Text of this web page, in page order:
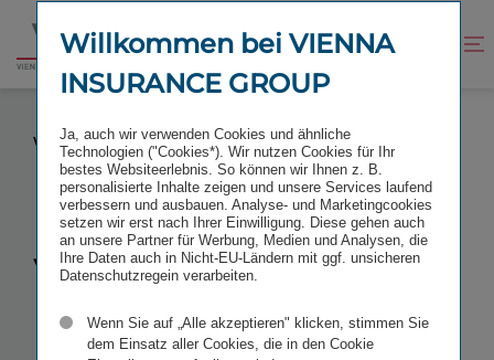
Inhalt
springen
Fußzeile
springen
Zur
Startseite
Kontrast
VIG IN POLEN UND C-QUADRAT GRÜNDEN JOINT
VENTURE FÜR ASSET MANAGEMENT
VIG in Polen
und C-
Willkommen bei VIENNA
INSURANCE GROUP
Ja, auch wir verwenden Cookies und ähnliche
Technologien ("Cookies*). Wir nutzen Cookies für Ihr
bestes Websiteerlebnis. So können wir Ihnen z. B.
personalisierte Inhalte zeigen und unsere Services laufend
verbessern und ausbauen. Analyse- und Marketingcookies
setzen wir erst nach Ihrer Einwilligung. Diese gehen auch
an unsere Partner für Werbung, Medien und Analysen, die
Ihre Daten auch in Nicht-EU-Ländern mit ggf. unsicheren
Datenschutzregein verarbeiten.
Wenn Sie auf „Alle akzeptieren" klicken, stimmen Sie
dem Einsatz aller Cookies, die in den Cookie